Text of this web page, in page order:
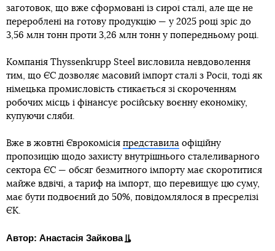
заготовок, що вже сформовані із сирої сталі, але ще не
перероблені на готову продукцію — у 2025 році зріс до
3,56 млн тонн проти 3,26 млн тонн у попередньому році.
Компанія Thyssenkrupp Steel висловила невдоволення
тим, що ЄС дозволяє масовий імпорт сталі з Росії, тоді як
німецька промисловість стикається зі скороченням
робочих місць і фінансує російську воєнну економіку,
купуючи сляби.
Вже в жовтні Єврокомісія представила офіційну
пропозицію щодо захисту внутрішнього сталеливарного
сектора ЄС — обсяг безмитного імпорту має скоротитися
майже вдвічі, а тариф на імпорт, що перевищує цю суму,
має бути подвоєний до 50%, повідомлялося в пресрелізі
ЄК.
Автор: Анастасія Зайкова